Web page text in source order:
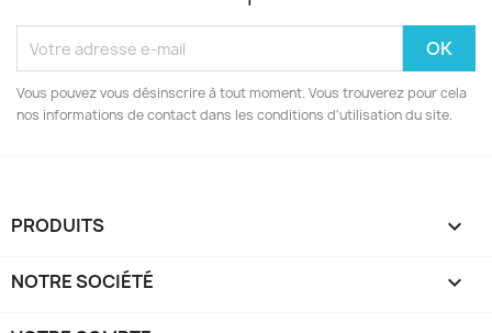
Vous pouvez vous désinscrire à tout moment. Vous trouverez pour cela
nos informations de contact dans les conditions d'utilisation du site.
PRODUITS 
NOTRE SOCIÉTÉ 